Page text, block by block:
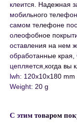
клеится. Надежная
мобильного
самом телефоне
олеофобное
оставления на нем
обработанные края,
цепляется,когда вы
lwh: 120x10x180 mm
Weight: 20 g
С этим товаром